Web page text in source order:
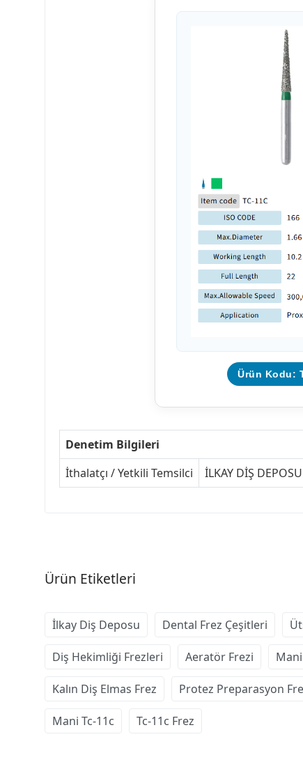
Ürün Kodu:
Denetim Bilgileri
İthalatçı / Yetkili Temsilci
İLKAY DİŞ
Ürün Etiketleri
İlkay Diş Deposu Dental Frez Çeşitleri
Diş Hekimliği Frezleri Aeratör Frezi
Kalın Diş Elmas Frez Protez Preparasyon
Mani Tc-11c Tc-11c Frez